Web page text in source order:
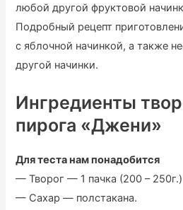
любой другой фруктовой
Подробный рецепт
с яблочной начинкой, а также
другой начинки.
Ингредиенты
пирога «Джени»
Для теста нам понадобится
— Творог — 1 пачка (200 – 250г.)
— Сахар — полстакана.